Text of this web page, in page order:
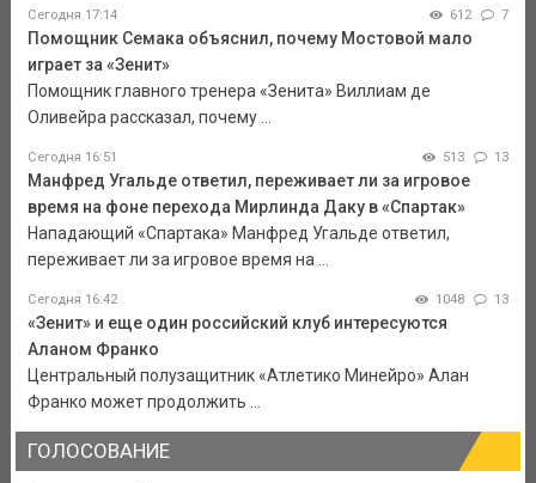
Сегодня 17:14 612 7
Помощник Семака объяснил, почему Мостовой мало
играет за «Зенит»
Помощник главного тренера «Зенита» Виллиам де
Оливейра рассказал, почему ...
Сегодня 16:51 513 13
Манфред Угальде ответил, переживает ли за игровое
время на фоне перехода Мирлинда Даку в «Спартак»
Нападающий «Спартака» Манфред Угальде ответил,
переживает ли за игровое время на ...
Сегодня 16:42 1048 13
«Зенит» и еще один российский клуб интересуются
Аланом Франко
Центральный полузащитник «Атлетико Минейро» Алан
Франко может продолжить ...
ГОЛОСОВАНИЕ